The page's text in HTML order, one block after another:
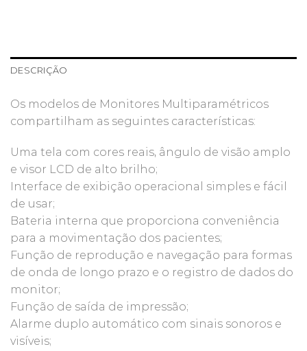
DESCRIÇÃO
Os modelos de Monitores Multiparamétricos
compartilham as seguintes características:
Uma tela com cores reais, ângulo de visão amplo
e visor LCD de alto brilho;
Interface de exibição operacional simples e fácil
de usar;
Bateria interna que proporciona conveniência
para a movimentação dos pacientes;
Função de reprodução e navegação para formas
de onda de longo prazo e o registro de dados do
monitor;
Função de saída de impressão;
Alarme duplo automático com sinais sonoros e
visíveis;